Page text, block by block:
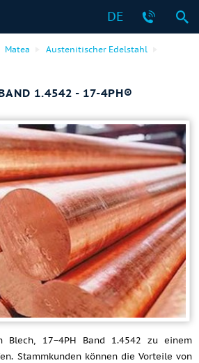
DE
Matea
Austenitischer Edelstahl
1.4542 - 17-4PH®
Blech, 17−4PH Band 1.4542 zu einem
Stammkunden können die Vorteile von